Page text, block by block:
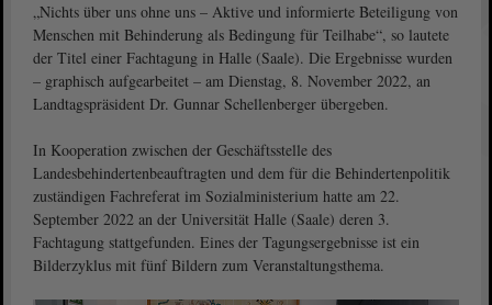
„Nichts über uns ohne uns – Aktive und informierte Beteiligung von
Menschen mit Behinderung als Bedingung für Teilhabe“, so lautete
der Titel einer Fachtagung in Halle (Saale). Die Ergebnisse wurden
– graphisch aufgearbeitet – am Dienstag, 8. November 2022, an
Landtagspräsident Dr. Gunnar Schellenberger übergeben.
In Kooperation zwischen der Geschäftsstelle des
Landesbehindertenbeauftragten und dem für die Behindertenpolitik
zuständigen Fachreferat im Sozialministerium hatte am 22.
September 2022 an der Universität Halle (Saale) deren 3.
Fachtagung stattgefunden. Eines der Tagungsergebnisse ist ein
Bilderzyklus mit fünf Bildern zum Veranstaltungsthema.